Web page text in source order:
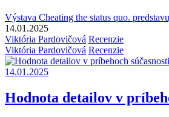
Výstava Cheating the status quo.
14.01.2025
Viktória Pardovičová Recenzie
Viktória Pardovičová Recenzie
14.01.2025
Hodnota detailov v